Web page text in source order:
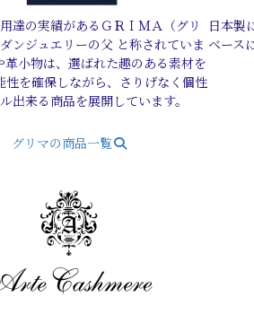
達の実績があるＧＲＩＭＡ（グリ
ンジュエリーの父 と称されていま
革小物は、選ばれた趣のある素材を
性を確保しながら、さりげなく個性
出来る商品を展開しています。
グリマの商品一覧
日本製
ベース